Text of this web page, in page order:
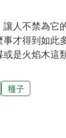
人不禁為它
才得到如此
是火焰木這
的形質特徵
木果實，會
種子